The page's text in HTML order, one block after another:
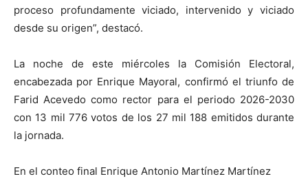
proceso profundamente viciado, intervenido y viciado
desde su origen”, destacó.
La noche de este miércoles la Comisión Electoral,
encabezada por Enrique Mayoral, confirmó el triunfo de
Farid Acevedo como rector para el periodo 2026-2030
con 13 mil 776 votos de los 27 mil 188 emitidos durante
la jornada.
En el conteo final Enrique Antonio Martínez Martínez